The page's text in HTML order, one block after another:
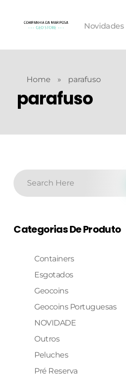
Novidades
Home » parafuso
parafuso
Categorias De Produto
Containers
Esgotados
Geocoins
Geocoins Portuguesas
NOVIDADE
Outros
Peluches
Pré Reserva